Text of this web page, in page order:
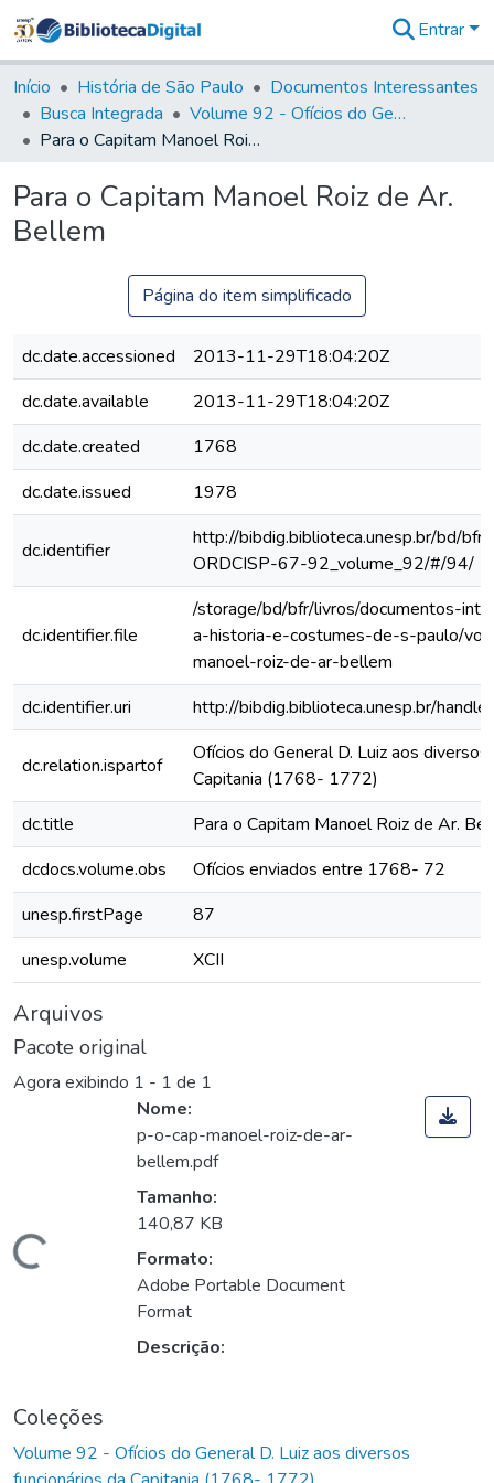
&
Coleções
Tudo na
Biblioteca
Estatísticas
Entrar
Início História de São Paulo
Documentos Interessantes
Busca Integrada
Volume 92 - Ofícios do General D. Luiz aos diversos funcionários da Capitania (1768- 1772)
Para o Capitam Manoel Roiz de Ar. Bellem
Para o Capitam Manoel Roiz de Ar.
Bellem
Página do item simplificado
dc.date.accessioned
2013-11-29T18:04:20Z
dc.date.available
2013-11-29T18:04:20Z
dc.date.created
1768
dc.date.issued
1978
dc.identifier
http://bibdig.biblioteca.unesp.br/bd/
ORDCISP-67-92_volume_92/#/94/
dc.identifier.file
/storage/bd/bfr/livros/documentos-
a-historia-e-costumes-de-s-paulo/
manoel-roiz-de-ar-bellem
dc.identifier.uri
http://bibdig.biblioteca.unesp.br/
dc.relation.ispartof
Ofícios do General D. Luiz aos diversos
Capitania (1768- 1772)
dc.title
Para o Capitam Manoel Roiz de Ar.
dcdocs.volume.obs
Ofícios enviados entre 1768- 72
unesp.firstPage
87
unesp.volume
XCII
Arquivos
Pacote original
Agora exibindo 1 - 1 de 1
Carregando...
Nome:
p-o-cap-manoel-roiz-de-ar-
bellem.pdf
Tamanho:
140,87 KB
Formato:
Adobe Portable Document
Format
Descrição:
Coleções
Volume 92 - Ofícios do General D. Luiz aos diversos